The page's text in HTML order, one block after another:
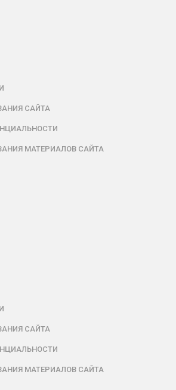
САЙТА
МАТЕРИАЛОВ САЙТА
САЙТА
МАТЕРИАЛОВ САЙТА